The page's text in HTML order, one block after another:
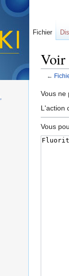
Voir
←
Vous ne
L'action
Vous
Fichier